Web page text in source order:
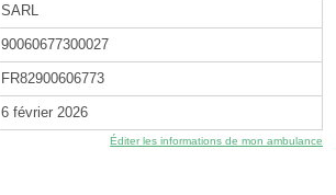
SARL
90060677300027
FR82900606773
6 février 2026
Éditer les informations de mon ambulance